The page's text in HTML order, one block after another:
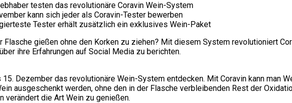
testen das revolutionäre Coravin Wein-System
kann sich jeder als Coravin-Tester bewerben
Tester erhält zusätzlich ein exklusives Wein-Paket
Flasche gießen ohne den Korken zu ziehen? Mit diesem System revolutioniert
ihre Erfahrungen auf Social Media zu berichten.
Dezember das revolutionäre Wein-System entdecken. Mit Coravin kann man
ausgeschenkt werden, ohne den in der Flasche verbleibenden Rest der
verändert die Art Wein zu genießen.